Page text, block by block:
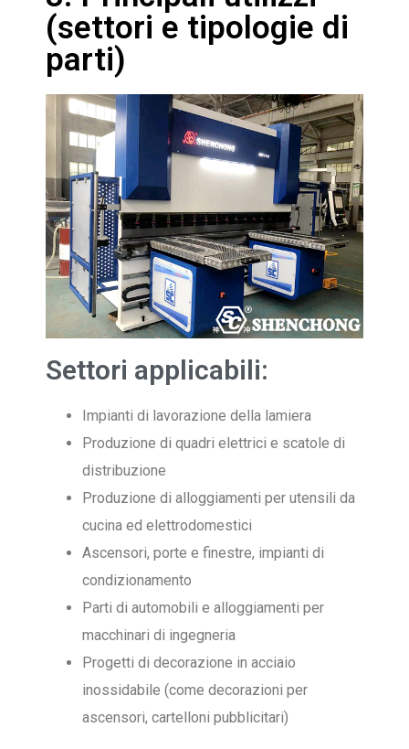
(settori e tipologie di
parti)
Settori applicabili:
Impianti di lavorazione della lamiera
Produzione di quadri elettrici e scatole di
distribuzione
Produzione di alloggiamenti per utensili da
cucina ed elettrodomestici
Ascensori, porte e finestre, impianti di
condizionamento
Parti di automobili e alloggiamenti per
macchinari di ingegneria
Progetti di decorazione in acciaio
inossidabile (come decorazioni per
ascensori, cartelloni pubblicitari)